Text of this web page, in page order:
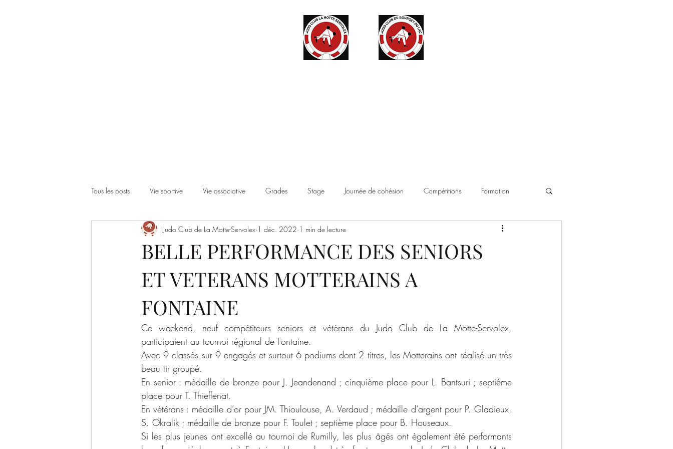
Tous les posts Vie sportive Vie associative Grades Stage Journée de cohésion Compétitions Formation
Evènement Saison 2022/2023 Entrainements Saison 2023/2024
SAISON 2026-2027
BELLE PERFORMANCE DES SENIORS
ET VETERANS MOTTERAINS A
FONTAINE
Judo Club de La Motte-Servolex 1 déc. 2022 1 min de lecture
Ce weekend, neuf compétiteurs seniors et vétérans du Judo Club de La Motte-Servolex,
participaient au tournoi régional de Fontaine.
Avec 9 classés sur 9 engagés et surtout 6 podiums dont 2 titres, les Motterains ont réalisé un très
beau tir groupé.
En senior : médaille de bronze pour J. Jeandenand ; cinquième place pour L. Bantsuri ; septième
place pour T. Thieffenat.
En vétérans : médaille d’or pour JM. Thioulouse, A. Verdaud ; médaille d‘argent pour P. Gladieux,
S. Okralik ; médaille de bronze pour F. Toulet ; septième place pour B. Houseaux.
Si les plus jeunes ont excellé au tournoi de Rumilly, les plus âgés ont également été performants